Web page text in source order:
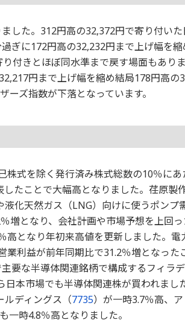
した。312円高の32,372円で寄り付い
ぎに172円高の32,232円まで上げ幅を
付きとほぼ同水準まで戻す場面もあり
円まで上げ幅を縮め結局178円高の
ーズ指数が下落となっています。
株式を除く発行済み株式総数の10％に
たことで大幅高となりました。荏原製
化天然ガス（LNG）向けに使うポンプ
増となり、会社計画や市場予想を上回
高となり年初来高値を更新しました。電
利益が前年同期比で31.2％増となった
要な半導体関連銘柄で構成するフィラ
本市場でも半導体関連株が買われまし
ルディングス（7735）が一時3.7％高、
一時4.8％高となりました。